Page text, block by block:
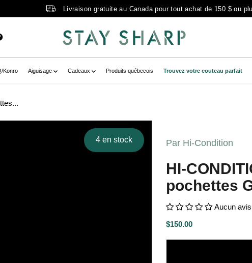
Livraison gratuite au Canada pour tout achat de 150 $ ou
Konro Aiguisage Cadeaux Produits québecois Trouvez votre couteau parfait
4 en stock
product" data-
Par Hi-Condition
HI-
pochettes
Aucun avis
P
R
$150.00